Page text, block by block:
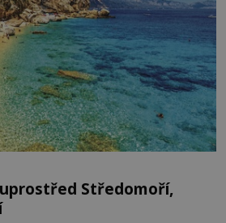
Středomoří,